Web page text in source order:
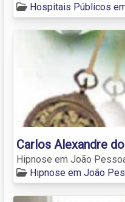
Hospitais Públicos
Carlos Alexandre
Hipnose em João
Hipnose em João